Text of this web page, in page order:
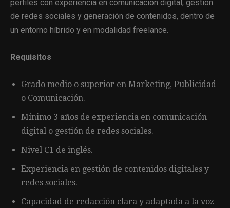
perfiles con experiencia en comunicación digital, gestión
de redes sociales y generación de contenidos, dentro de
un entorno híbrido y en modalidad freelance.
Requisitos
Grado medio o superior en Marketing, Publicidad
o Comunicación.
Mínimo 3 años de experiencia en comunicación
digital o gestión de redes sociales.
Nivel C1 de inglés.
Experiencia en gestión de contenidos digitales y
redes sociales.
Capacidad de redacción clara y adaptada a la voz